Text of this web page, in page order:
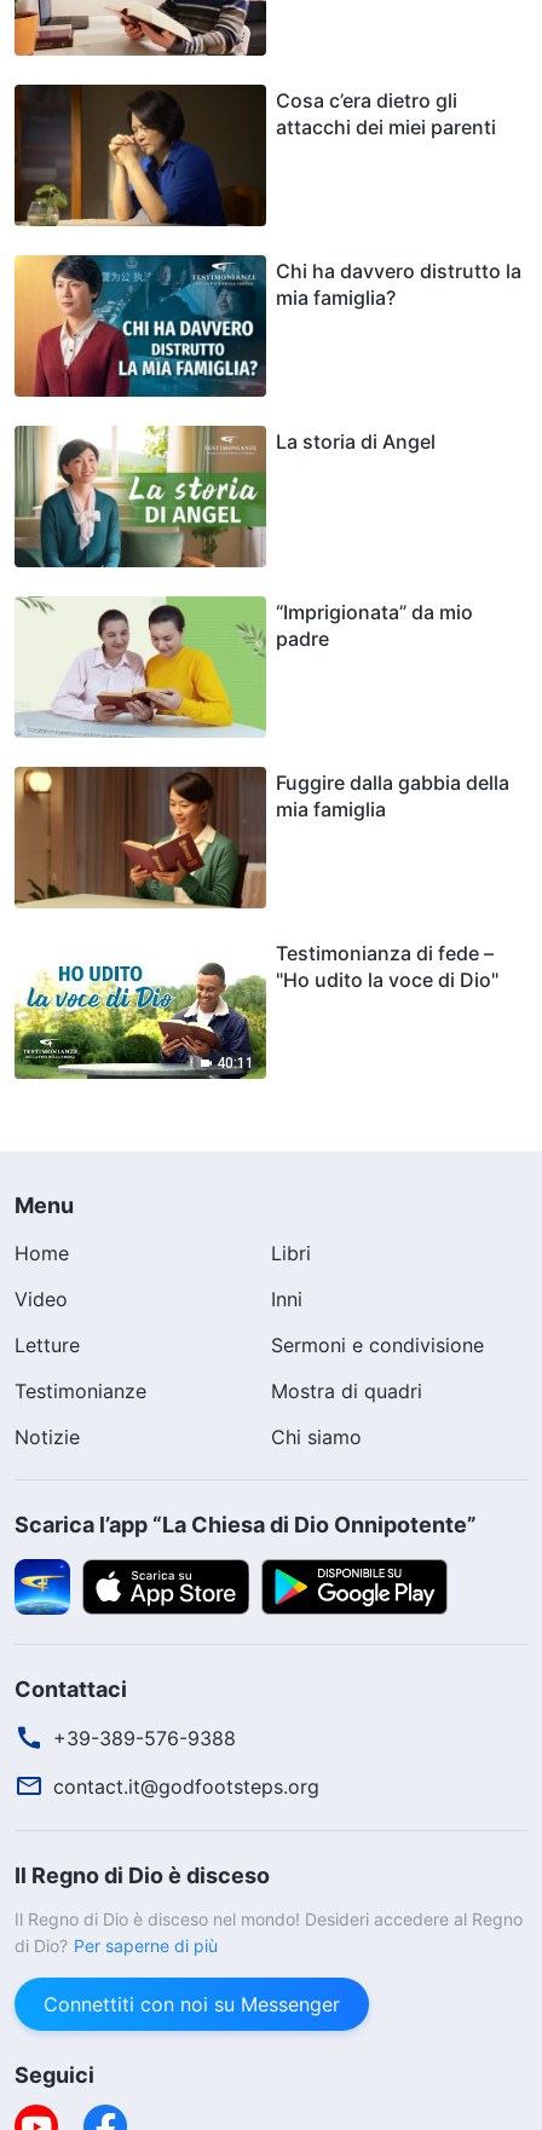
Cosa c’era dietro gli
attacchi dei miei parenti
Chi ha davvero distrutto la
mia famiglia?
La storia di Angel
“Imprigionata” da mio
padre
Fuggire dalla gabbia della
mia famiglia
40:11
Testimonianza di fede –
"Ho udito la voce di Dio"
Menu
Home
Libri
Video
Inni
Letture
Sermoni e condivisione
Testimonianze
Mostra di quadri
Notizie
Chi siamo
Scarica l’app “La Chiesa di Dio Onnipotente”
Contattaci
+39-389-576-9388
contact.it@godfootsteps.org
Il Regno di Dio è disceso
Il Regno di Dio è disceso nel mondo! Desideri accedere al Regno
di Dio? Per saperne di più
Connettiti con noi su Messenger
Seguici